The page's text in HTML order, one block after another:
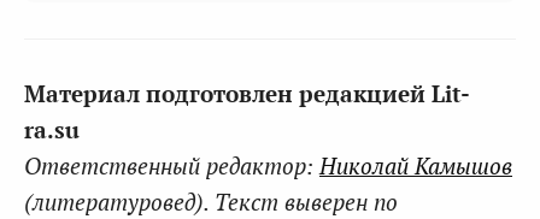
Материал подготовлен редакцией Lit-
ra.su
Ответственный редактор:Николай Камышов
(литературовед). Текст выверен по